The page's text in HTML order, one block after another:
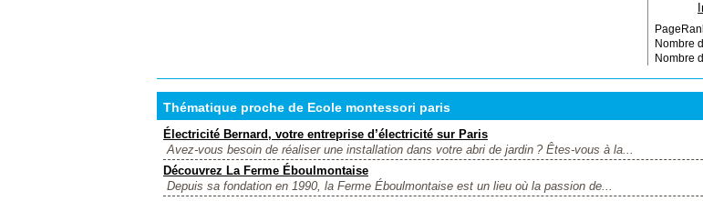
Nombre
Nombre
Thématique proche de Ecole montessori paris
Électricité Bernard, votre entreprise d’électricité sur Paris
Avez-vous besoin de réaliser une installation dans votre abri de jardin ? Êtes-vous à la...
Découvrez La Ferme Éboulmontaise
Depuis sa fondation en 1990, la Ferme Éboulmontaise est un lieu où la passion de...